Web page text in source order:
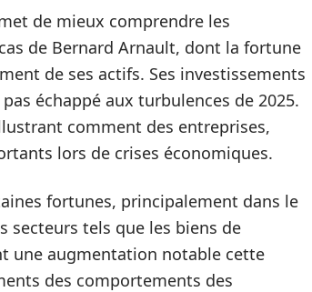
de mieux comprendre les
de Bernard Arnault, dont la fortune
de ses actifs. Ses investissements
échappé aux turbulences de 2025.
comment des entreprises,
lors de crises économiques.
fortunes, principalement dans le
secteurs tels que les biens de
une augmentation notable cette
des comportements des